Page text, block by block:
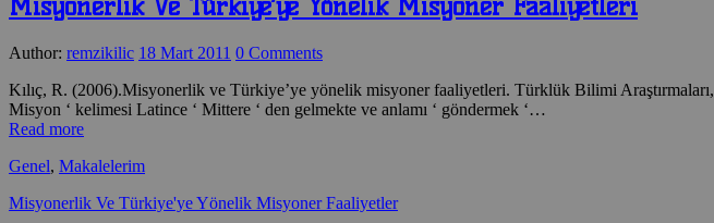
Author: remzikilic 18 Mart 2011 0 Comments
Kılıç, R. (2006).Misyonerlik ve Türkiye’ye yönelik misyoner faaliyetleri. Türklük Bilimi
Misyon ‘ kelimesi Latince ‘ Mittere ‘ den gelmekte ve anlamı ‘ göndermek ‘…
Read more
Genel, Makalelerim
Misyonerlik Ve Türkiye'ye Yönelik Misyoner Faaliyetler